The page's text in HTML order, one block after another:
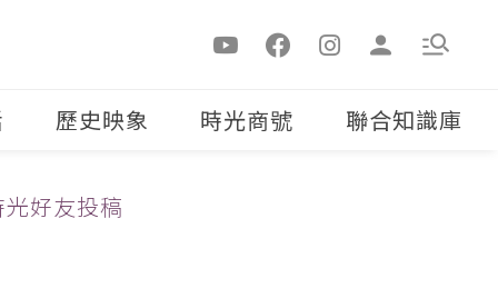
歷史映象 時光商號 聯合知識庫
好友投稿